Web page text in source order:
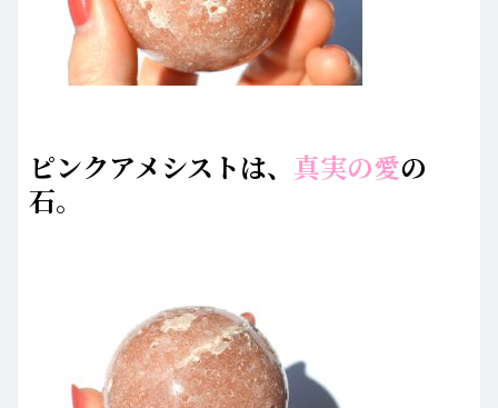
ピンクアメシストは、 真実の愛の
石。